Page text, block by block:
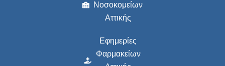
Νοσοκομείων
Αττικής
Εφημερίες
Φαρμακείων